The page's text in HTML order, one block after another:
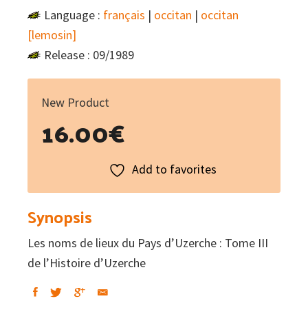
Language : français | occitan | occitan
[lemosin]
Release : 09/1989
New Product
16.00€
Add to favorites
Synopsis
Les noms de lieux du Pays d’Uzerche : Tome III
de l’Histoire d’Uzerche